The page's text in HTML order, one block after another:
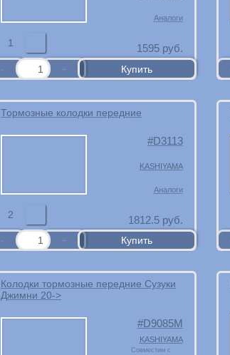
Аналоги
1 1595руб.
Тормозные колодки передние
D3113
KASHIYAMA
Аналоги
2 1812.5руб.
Колодки тормозные передние Сузуки
Джимни 20->
D9085M
KASHIYAMA
Совместим с